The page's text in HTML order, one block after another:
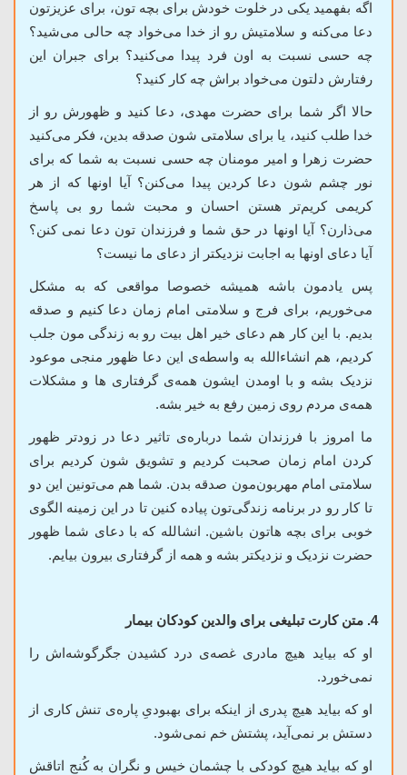
اگه بفهمید یکی در خلوت خودش برای بچه تون، برای عزیزتون
دعا می‌کنه و سلامتیش رو از خدا می‌خواد چه حالی می‌شید؟
چه حسی نسبت به اون فرد پیدا می‌کنید؟ برای جبران این
رفتارش دلتون می‌خواد براش چه کار کنید؟
حالا اگر شما برای حضرت مهدی، دعا کنید و ظهورش رو از
خدا طلب کنید، یا برای سلامتی شون صدقه بدین، فکر می‌کنید
حضرت زهرا و امیر مومنان چه حسی نسبت به شما که برای
نور چشم شون دعا کردین پیدا می‌کنن؟ آیا اونها که از هر
کریمی کریم‌‌تر هستن احسان و محبت شما رو بی پاسخ
می‌ذارن؟ آیا اونها در حق شما و فرزندان تون دعا نمی کنن؟
آیا دعای اونها به اجابت نزدیکتر از دعای ما نیست؟
پس یادمون باشه همیشه خصوصا مواقعی که به مشکل
می‌خوریم، برای فرج و سلامتی امام زمان دعا کنیم و صدقه
بدیم. با این کار هم دعای خیر اهل بیت رو به زندگی مون جلب
کردیم، هم انشاءالله به واسطه‌ی این دعا ظهور منجی موعود
نزدیک بشه و با اومدن ایشون همه‌ی گرفتاری ها و مشکلات
همه‌ی مردم روی زمین رفع به خیر بشه.
ما امروز با فرزندان شما درباره‌ی تاثیر دعا در زودتر ظهور
کردن امام زمان صحبت کردیم و تشویق شون کردیم برای
سلامتی امام مهربون‌مون صدقه بدن. شما هم می‌تونین این دو
تا کار رو در برنامه زندگی‌تون پیاده کنین تا در این زمینه الگوی
خوبی برای بچه هاتون باشین. انشالله که با دعای شما ظهور
حضرت نزدیک و نزدیکتر بشه و همه از گرفتاری بیرون بیایم.
4. متن کارت تبلیغی برای والدین کودکان بیمار
او که بیاید هیچ مادری غصه‌ی درد کشیدن جگرگوشه‌اش را
نمی‌خورد.
او که بیاید هیچ پدری از اینکه برای بهبودیِ پاره‌ی تنش کاری از
دستش بر نمی‌آید، پشتش خم نمی‌شود.
او که بیاید هیچ کودکی با چشمان خیس و نگران به کُنج اتاقش